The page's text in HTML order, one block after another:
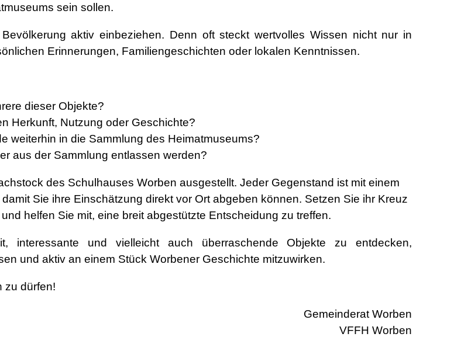
sein sollen.
aktiv einbeziehen. Denn oft steckt wertvolles Wissen nicht nur in
Erinnerungen, Familiengeschichten oder lokalen Kenntnissen.
dieser Objekte?
Herkunft, Nutzung oder Geschichte?
weiterhin in die Sammlung des Heimatmuseums?
aus der Sammlung entlassen werden?
des Schulhauses Worben ausgestellt. Jeder Gegenstand ist mit einem
Sie ihre Einschätzung direkt vor Ort abgeben können. Setzen Sie ihr Kreuz
helfen Sie mit, eine breit abgestützte Entscheidung zu treffen.
interessante und vielleicht auch überraschende Objekte zu entdecken,
und aktiv an einem Stück Worbener Geschichte mitzuwirken.
zu dürfen!
Gemeinderat Worben
VFFH Worben